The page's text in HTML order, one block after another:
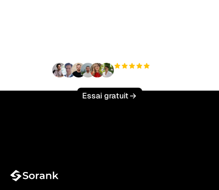
Essai gratuit